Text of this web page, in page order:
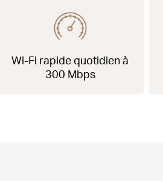
Wi-Fi rapide quotidien à
300 Mbps